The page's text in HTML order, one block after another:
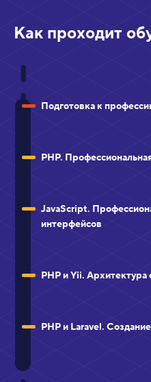
Как проходит
Подготовка к
PHP.
JavaScript.
интерфейсов
PHP и Yii.
PHP и Laravel.